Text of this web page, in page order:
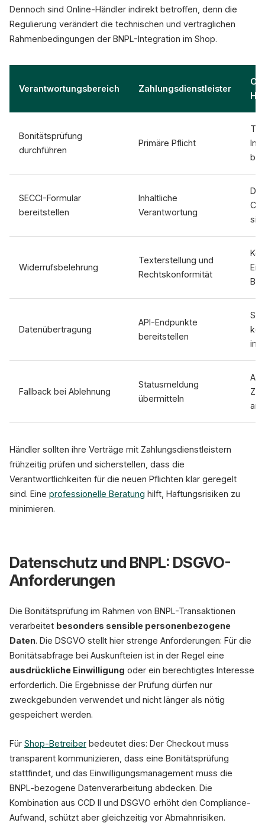
Dennoch sind Online-Händler indirekt betroffen, denn die
Regulierung verändert die technischen und vertraglichen
Rahmenbedingungen der BNPL-Integration im Shop.
Verantwortungsbereich Zahlungsdienstleister
Bonitätsprüfung
durchführen
Primäre Pflicht
SECCI-Formular
bereitstellen
Inhaltliche
Verantwortung
Widerrufsbelehrung
Texterstellung und
Rechtskonformität
Datenübertragung
API-Endpunkte
bereitstellen
Fallback bei Ablehnung
Statusmeldung
übermitteln
Händler sollten ihre Verträge mit Zahlungsdienstleistern
frühzeitig prüfen und sicherstellen, dass die
Verantwortlichkeiten für die neuen Pflichten klar geregelt
sind. Eine professionelle Beratung hilft, Haftungsrisiken zu
minimieren.
Datenschutz und BNPL: DSGVO-
Anforderungen
Die Bonitätsprüfung im Rahmen von BNPL-Transaktionen
verarbeitet besonders sensible personenbezogene
Daten. Die DSGVO stellt hier strenge Anforderungen: Für die
Bonitätsabfrage bei Auskunfteien ist in der Regel eine
ausdrückliche Einwilligung oder ein berechtigtes Interesse
erforderlich. Die Ergebnisse der Prüfung dürfen nur
zweckgebunden verwendet und nicht länger als nötig
gespeichert werden.
Für Shop-Betreiber bedeutet dies: Der Checkout muss
transparent kommunizieren, dass eine Bonitätsprüfung
stattfindet, und das Einwilligungsmanagement muss die
BNPL-bezogene Datenverarbeitung abdecken. Die
Kombination aus CCD II und DSGVO erhöht den Compliance-
Aufwand, schützt aber gleichzeitig vor Abmahnrisiken.